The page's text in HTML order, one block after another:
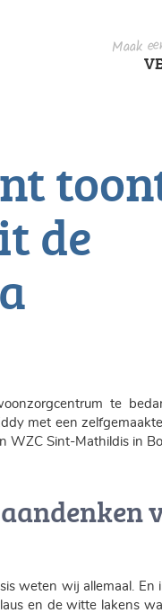
Maak
de
te
met een
WZC Sint-Mathildis in
weten wij allemaal.
en de witte lakens